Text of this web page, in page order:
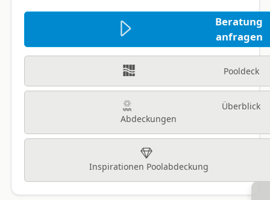
Beratung
anfragen
Pooldeck
Überblick
Abdeckungen
Inspirationen Poolabdeckung